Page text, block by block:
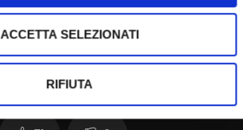
ACCETTA SELEZIONATI
RIFIUTA